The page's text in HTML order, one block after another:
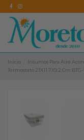
Inicio Insumos Para Aire
Termostato 21X11.7X9.2 Cm